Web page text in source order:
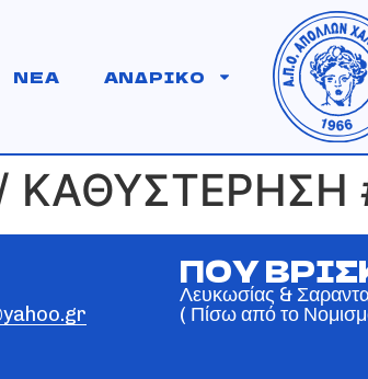
ΝΕΑ ΑΝΔΡΙΚΟ
ΚΑΘΥΣΤΕΡΗΣΗ
ΠΟΥ
Λευκωσίας &
( Πίσω από το